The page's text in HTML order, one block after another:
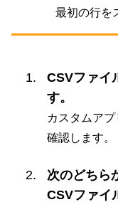
最初の行を
CSVファイ
す。
カスタムア
確認します。
次のどちら
CSVファイ